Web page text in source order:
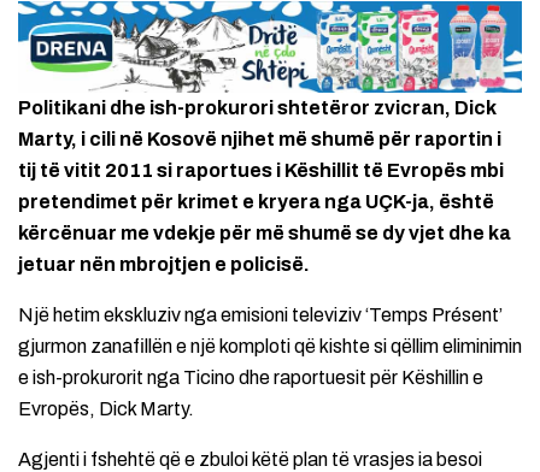
Politikani dhe ish-prokurori shtetëror zvicran, Dick
Marty, i cili në Kosovë njihet më shumë për raportin i
tij të vitit 2011 si raportues i Këshillit të Evropës mbi
pretendimet për krimet e kryera nga UÇK-ja, është
kërcënuar me vdekje për më shumë se dy vjet dhe ka
jetuar nën mbrojtjen e policisë.
Një hetim ekskluziv nga emisioni televiziv ‘Temps Présent’
gjurmon zanafillën e një komploti që kishte si qëllim eliminimin
e ish-prokurorit nga Ticino dhe raportuesit për Këshillin e
Evropës, Dick Marty.
Agjenti i fshehtë që e zbuloi këtë plan të vrasjes ia besoi